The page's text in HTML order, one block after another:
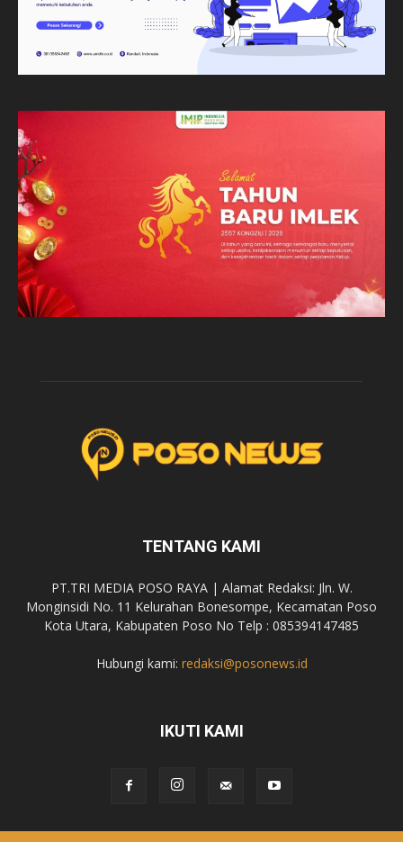
TENTANG KAMI
PT.TRI MEDIA POSO RAYA | Alamat Redaksi: Jln. W.
Monginsidi No. 11 Kelurahan Bonesompe, Kecamatan Poso
Kota Utara, Kabupaten Poso No Telp : 085394147485
Hubungi kami: redaksi@posonews.id
IKUTI KAMI